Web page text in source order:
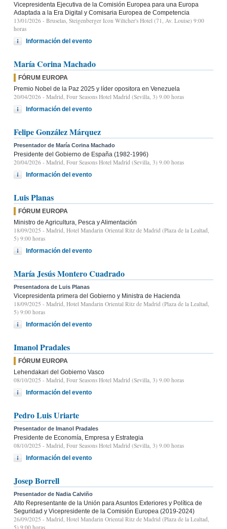
Vicepresidenta Ejecutiva de la Comisión Europea para una Europa
Adaptada a la Era Digital y Comisaria Europea de Competencia
13/01/2026 - Bruselas, Steigenberger Icon Wiltcher's Hotel (71, Av. Louise) 9:00
horas
Información del evento
María Corina Machado
FÓRUM EUROPA
Premio Nobel de la Paz 2025 y líder opositora en Venezuela
20/04/2026 - Madrid, Four Seasons Hotel Madrid (Sevilla, 3) 9.00 horas
Información del evento
Felipe González Márquez
Presentador de María Corina Machado
Presidente del Gobierno de España (1982-1996)
20/04/2026 - Madrid, Four Seasons Hotel Madrid (Sevilla, 3) 9.00 horas
Información del evento
Luis Planas
FÓRUM EUROPA
Ministro de Agricultura, Pesca y Alimentación
18/09/2025 - Madrid, Hotel Mandarin Oriental Ritz de Madrid (Plaza de la Lealtad,
5) 9:00 horas
Información del evento
María Jesús Montero Cuadrado
Presentadora de Luis Planas
Vicepresidenta primera del Gobierno y Ministra de Hacienda
18/09/2025 - Madrid, Hotel Mandarin Oriental Ritz de Madrid (Plaza de la Lealtad,
5) 9:00 horas
Información del evento
Imanol Pradales
FÓRUM EUROPA
Lehendakari del Gobierno Vasco
08/10/2025 - Madrid, Four Seasons Hotel Madrid (Sevilla, 3) 9.00 horas
Información del evento
Pedro Luis Uriarte
Presentador de Imanol Pradales
Presidente de Economía, Empresa y Estrategia
08/10/2025 - Madrid, Four Seasons Hotel Madrid (Sevilla, 3) 9.00 horas
Información del evento
Josep Borrell
Presentador de Nadia Calviño
Alto Representante de la Unión para Asuntos Exteriores y Política de
Seguridad y Vicepresidente de la Comisión Europea (2019-2024)
26/09/2025 - Madrid, Hotel Mandarin Oriental Ritz de Madrid (Plaza de la Lealtad,
5) 9:00 horas